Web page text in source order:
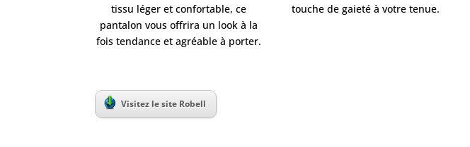
tissu léger et confortable, ce
pantalon vous offrira un look à la
fois tendance et agréable à porter.
touche de gaieté à votre tenue.
Visitez le site Robell